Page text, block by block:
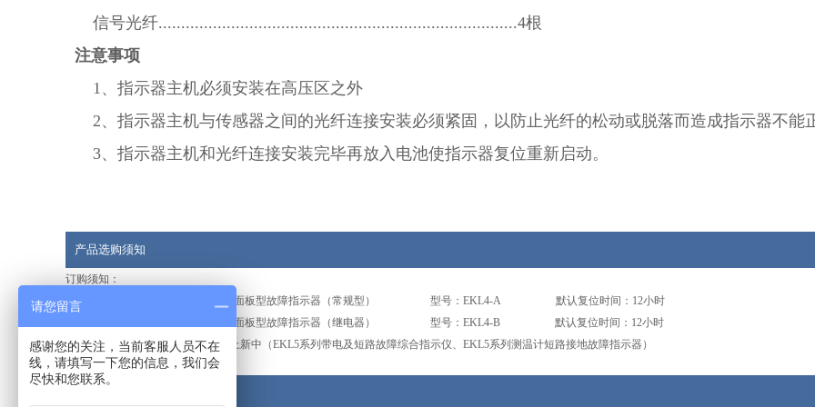
信号光纤...............................................................................4根
注意事项
1、指示器主机必须安装在高压区之外
2、指示器主机与传感器之间的光纤连接安装必须紧固，以防止光纤的松动或脱落而造成指示器不能
3、指示器主机和光纤连接安装完毕再放入电池使指示器复位重新启动。
产品选购须知
订购须知：
产品：EKL4面板型故障指示器（常规型）
型号：EKL4-A
默认复位时间：12小时
产品：EKL4面板型故障指示器（继电器）
型号：EKL4-B
默认复位时间：12小时
新产品持续上新中（EKL5系列带电及短路故障综合指示仪、EKL5系列测温计短路接地故障指示器）
请您留言
感谢您的关注，当前客服人员不在
线，请填写一下您的信息，我们会
尽快和您联系。